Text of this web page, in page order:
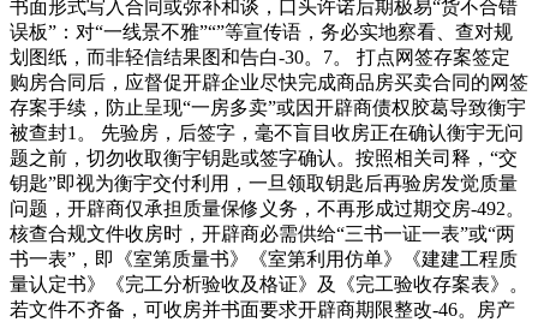
书面形式写入合同或弥补和谈，口头许诺后期极易“货不合错
误板”：对“一线景不雅”“”等宣传语，务必实地察看、查对规
划图纸，而非轻信结果图和告白-30。7。 打点网签存案签定
购房合同后，应督促开辟企业尽快完成商品房买卖合同的网签
存案手续，防止呈现“一房多卖”或因开辟商债权胶葛导致衡宇
被查封1。 先验房，后签字，毫不盲目收房正在确认衡宇无问
题之前，切勿收取衡宇钥匙或签字确认。按照相关司释，“交
钥匙”即视为衡宇交付利用，一旦领取钥匙后再验房发觉质量
问题，开辟商仅承担质量保修义务，不再形成过期交房-492。
核查合规文件收房时，开辟商必需供给“三书一证一表”或“两
书一表”，即《室第质量书》《室第利用仿单》《建建工程质
量认定书》《完工分析验收及格证》及《完工验收存案表》。
若文件不齐备，可收房并书面要求开辟商期限整改-46。房产